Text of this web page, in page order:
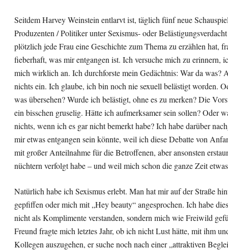
Seitdem Harvey Weinstein entlarvt ist, täglich fünf neue
Produzenten / Politiker unter Sexismus- oder
plötzlich jede Frau eine Geschichte zum Thema zu erzählen hat,
fieberhaft, was mir entgangen ist. Ich versuche mich zu erinnern,
mich wirklich an. Ich durchforste mein Gedächtnis: War da was?
nichts ein. Ich glaube, ich bin noch nie sexuell belästigt worden.
was übersehen? Wurde ich belästigt, ohne es zu merken? Die
ein bisschen gruselig. Hätte ich aufmerksamer sein sollen? Oder
nichts, wenn ich es gar nicht bemerkt habe? Ich habe darüber
mir etwas entgangen sein könnte, weil ich diese Debatte von
mit großer Anteilnahme für die Betroffenen, aber ansonsten
nüchtern verfolgt habe – und weil mich schon die ganze Zeit
Natürlich habe ich Sexismus erlebt. Man hat mir auf der Straße
gepfiffen oder mich mit „Hey beauty“ angesprochen. Ich habe
nicht als Komplimente verstanden, sondern mich wie Freiwild
Freund fragte mich letztes Jahr, ob ich nicht Lust hätte, mit ihm
Kollegen auszugehen, er suche noch nach einer „attraktiven